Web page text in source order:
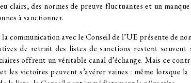
clairs, des normes de preuve fluctuantes et un
à sanctionner.
communication avec le Conseil de l’UE présente de
de retrait des listes de sanctions restent souvent
offrent un véritable canal d’échange. Mais ce
les victoires peuvent s’avérer vaines : même lorsque